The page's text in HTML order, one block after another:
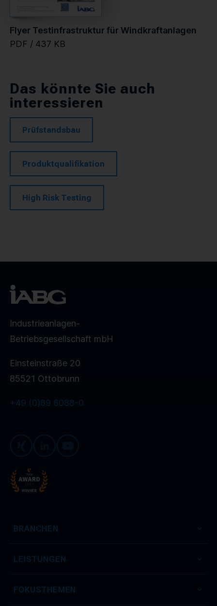
Flyer Testinfrastruktur für Windkraftanlagen
PDF / 437 KB
Das könnte Sie auch
interessieren
Prüfstandsbau
Produktqualifikation
High Risk Testing
Industrieanlagen-
Betriebsgesellschaft mbH
Einsteinstraße 20
85521 Ottobrunn
+49 (0)89 6088-0
BRANCHEN
LEISTUNGEN
FOKUSTHEMEN